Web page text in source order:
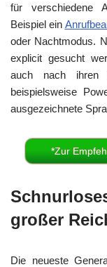
für verschiedene
Beispiel ein
oder Nachtmodus.
explicit gesucht
auch nach ihren
beispielsweise
ausgezeichnete
*Zur
großer
Die neueste